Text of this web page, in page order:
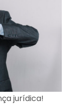
jurídica!